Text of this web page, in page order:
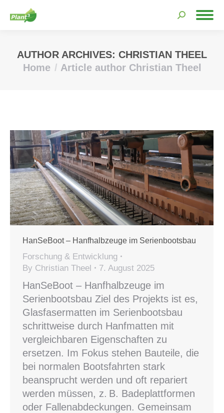
Search:
AUTHOR ARCHIVES: CHRISTIAN THEEL
You are here:
Home Article author Christian Theel
HanSeBoot – Hanfhalbzeuge im Serienbootsbau
Forschung & Entwicklung
By Christian Theel 7. August 2025
HanSeBoot – Hanfhalbzeuge im
Serienbootsbau Ziel des Projekts ist es,
Glasfasermatten im Serienbootsbau
schrittweise durch Hanfmatten mit
vergleichbaren Eigenschaften zu
ersetzen. Im Fokus stehen Bauteile, die
bei normalen Bootsfahrten stark
beansprucht werden und oft repariert
werden müssen, z. B. Badeplattformen
oder Fallenabdeckungen. Gemeinsam